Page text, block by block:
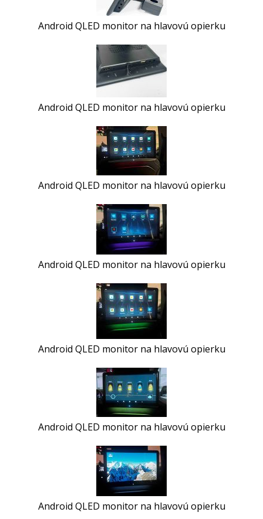
Android QLED monitor na hlavovú opierku
Android QLED monitor na hlavovú opierku
Android QLED monitor na hlavovú opierku
Android QLED monitor na hlavovú opierku
Android QLED monitor na hlavovú opierku
Android QLED monitor na hlavovú opierku
Android QLED monitor na hlavovú opierku